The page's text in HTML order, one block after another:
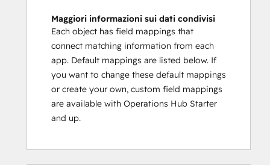
Maggiori informazioni sui dati condivisi
Each object has field mappings that
connect matching information from each
app. Default mappings are listed below. If
you want to change these default mappings
or create your own, custom field mappings
are available with Operations Hub Starter
and up.